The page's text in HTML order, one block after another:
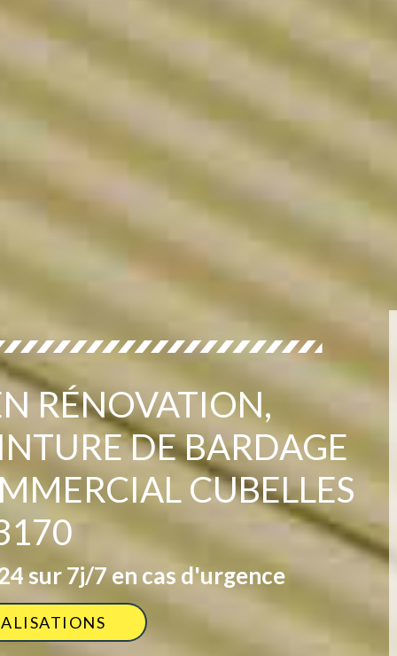
RÉNOVATION,
DE BARDAGE
CUBELLES
sur 7j/7 en cas d'urgence